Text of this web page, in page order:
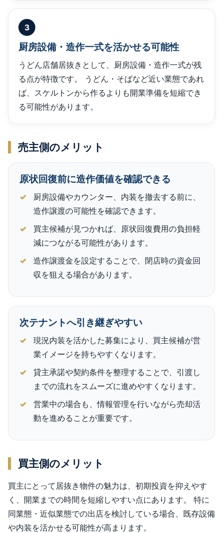
3
厨房設備・造作一式を活かせる可能性
うどん店舗居抜きとして、厨房設備・造作一式が残
る点が特徴です。 うどん・そばなど近い業態であれ
ば、スケルトンから作るよりも開業準備を短縮でき
る可能性があります。
売主側のメリット
原状回復前に造作価値を確認できる
厨房設備やカウンター、内装を撤去する前に、
造作譲渡の可能性を確認できます。
買主候補が見つかれば、原状回復費用の負担軽
減につながる可能性があります。
造作譲渡金を設定することで、閉店時の資金回
収を狙える場合があります。
次テナントへ引き継ぎやすい
現況内装を活かした募集により、買主候補が営
業イメージを持ちやすくなります。
貸主承諾や契約条件を整理することで、引渡し
までの流れをスムーズに進めやすくなります。
営業中の場合も、情報管理を行いながら売却活
動を進めることが重要です。
買主側のメリット
買主にとって居抜き物件の魅力は、初期投資を抑えやす
く、開業までの時間を短縮しやすい点にあります。 特に
同業態・近似業態での出店を検討している場合、既存設備
や内装を活かせる可能性が高まります。